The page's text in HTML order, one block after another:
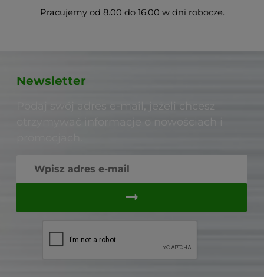
Pracujemy od 8.00 do 16.00 w dni robocze.
Newsletter
Podaj swój adres e-mail, jeżeli chcesz
otrzymywać informacje o nowościach i